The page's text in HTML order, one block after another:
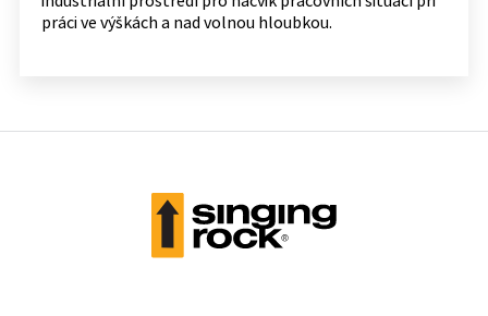
práci ve výškách a nad volnou hloubkou.